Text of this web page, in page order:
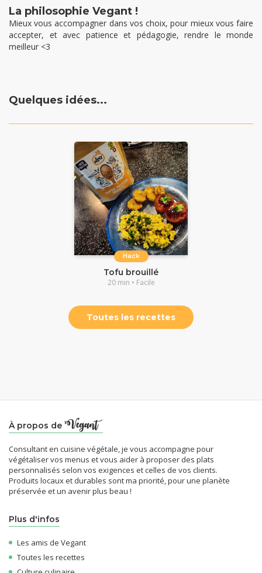
La philosophie Vegant !
Mieux vous accompagner dans vos choix, pour mieux vous faire
accepter, et avec patience et pédagogie, rendre le monde
meilleur <3
Quelques idées...
Hack
Tofu brouillé
20 min • Facile
Toutes les recettes
À propos de
Consultant en cuisine végétale, je vous accompagne pour
végétaliser vos menus et vous aider à proposer des plats
personnalisés selon vos exigences et celles de vos clients.
Produits locaux et durables sont ma priorité, pour une planète
préservée et un avenir plus beau !
Plus d'infos
Les amis de Vegant
Toutes les recettes